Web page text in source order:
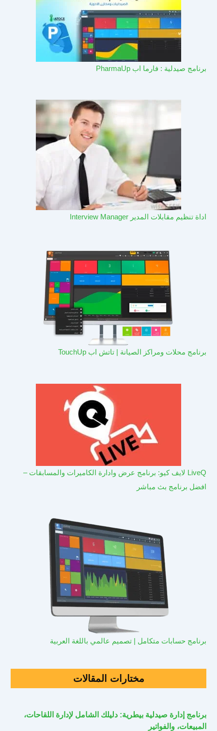
برنامج صيدلية : فارما اب PharmaUp​
اداة تنظيم مقابلات المدير Interview Manager
برنامج محلات ومراكز الصيانة | تاتش اب TouchUp
LiveQ لايف كيو: برنامج عرض وادارة الكاميرات والمسابقات –
افضل برنامج بث مباشر
برنامج حسابات متكامل | تصميم عالمي باللغة العربية
مختارات المقالات
برنامج إدارة صيدلية بيطرية: دليلك الشامل لإدارة اللقاحات،
المبيعات، والفواتير